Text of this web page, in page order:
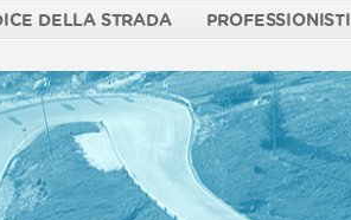
DELLA STRADA PROFESSIONISTI